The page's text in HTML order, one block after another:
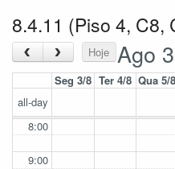
8.4.11 (Piso 4, C8,
‹ › Hoje Ago
Seg 3/8 Ter 4/8 Qua 5/8
all-day
8:00
9:00